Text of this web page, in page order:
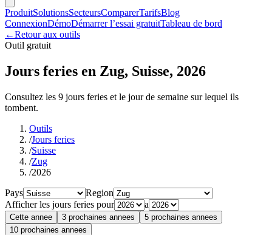
ProduitSolutionsSecteursComparerTarifsBlog
ConnexionDémoDémarrer l’essai gratuitTableau de bord
←Retour aux outils
Outil gratuit
Jours feries en Zug, Suisse, 2026
Consultez les 9 jours feries et le jour de semaine sur lequel ils
tombent.
Outils
/Jours feries
/Suisse
/Zug
/2026
Pays
Region
Afficher les jours feries pour
a
Cette annee 3 prochaines annees
5 prochaines annees
10 prochaines annees